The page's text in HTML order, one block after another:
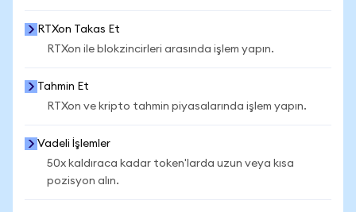
RTXon Takas Et
RTXon ile blokzincirleri arasında işlem yapın.
Tahmin Et
RTXon ve kripto tahmin piyasalarında işlem yapın.
Vadeli İşlemler
50x kaldıraca kadar token'larda uzun veya kısa
pozisyon alın.